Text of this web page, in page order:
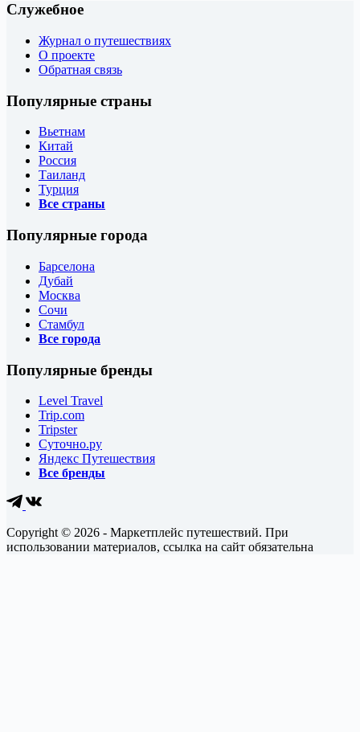
Служебное
Журнал о путешествиях
О проекте
Обратная связь
Популярные страны
Вьетнам
Китай
Россия
Таиланд
Турция
Все страны
Популярные города
Барселона
Дубай
Москва
Сочи
Стамбул
Все города
Популярные бренды
Level Travel
Trip.com
Tripster
Суточно.ру
Яндекс Путешествия
Все бренды
Copyright © 2026 - Маркетплейс путешествий. При
использовании материалов, ссылка на сайт обязательна